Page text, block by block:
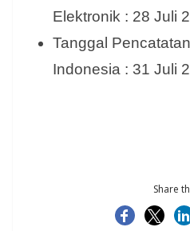
Elektronik : 28 Juli
Tanggal
Indonesia : 31 Juli
Share